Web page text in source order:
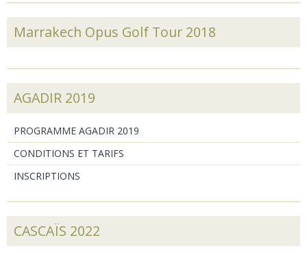
Marrakech Opus Golf Tour 2018
AGADIR 2019
PROGRAMME AGADIR 2019
CONDITIONS ET TARIFS
INSCRIPTIONS
CASCAÏS 2022